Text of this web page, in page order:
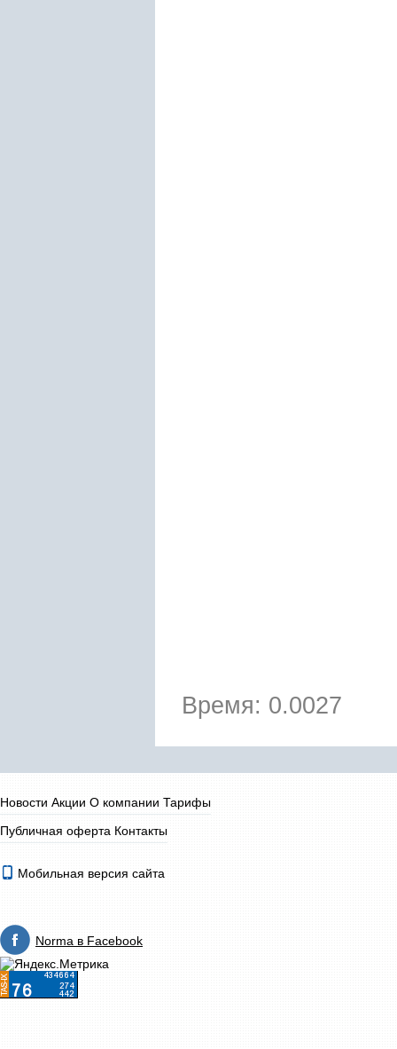
Время: 0.0027
Новости Акции О компании Тарифы
Публичная оферта Контакты
Мобильная версия сайта
Norma в Facebook